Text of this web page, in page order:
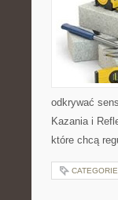
odkrywać
Kazania i
które chcą